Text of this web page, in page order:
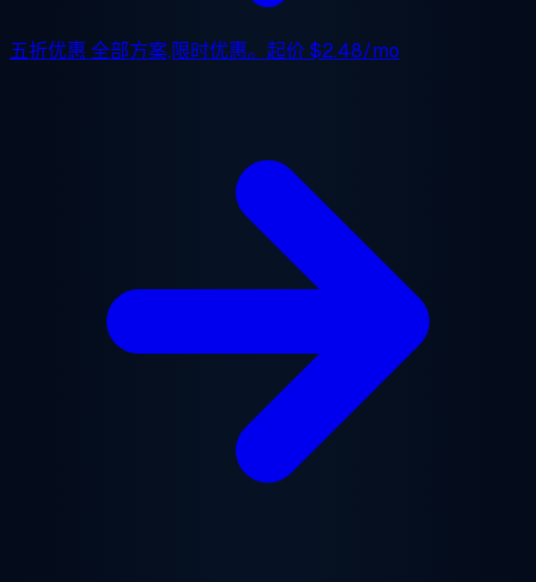
五折优惠 全部方案,限时优惠。起价$2.48/mo